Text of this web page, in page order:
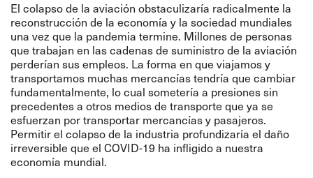
El colapso de la aviación obstaculizaría radicalmente la
reconstrucción de la economía y la sociedad mundiales
una vez que la pandemia termine. Millones de personas
que trabajan en las cadenas de suministro de la aviación
perderían sus empleos. La forma en que viajamos y
transportamos muchas mercancías tendría que cambiar
fundamentalmente, lo cual sometería a presiones sin
precedentes a otros medios de transporte que ya se
esfuerzan por transportar mercancías y pasajeros.
Permitir el colapso de la industria profundizaría el daño
irreversible que el COVID-19 ha infligido a nuestra
economía mundial.